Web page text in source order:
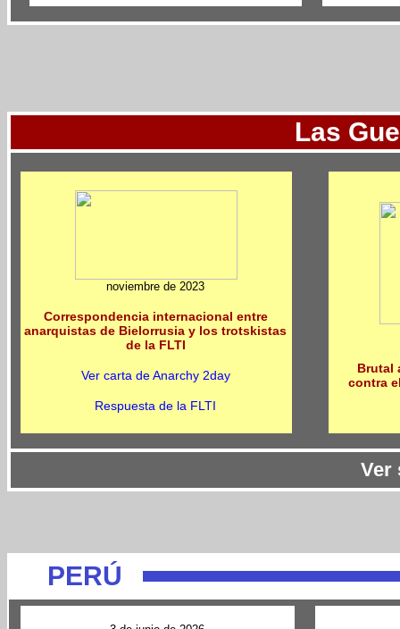
Las
noviembre de 2023
Correspondencia internacional entre
anarquistas de Bielorrusia y los trotskistas
de la FLTI
Ver carta de Anarchy 2day
Respuesta de la FLTI
Brutal
contra
Ver
PERÚ